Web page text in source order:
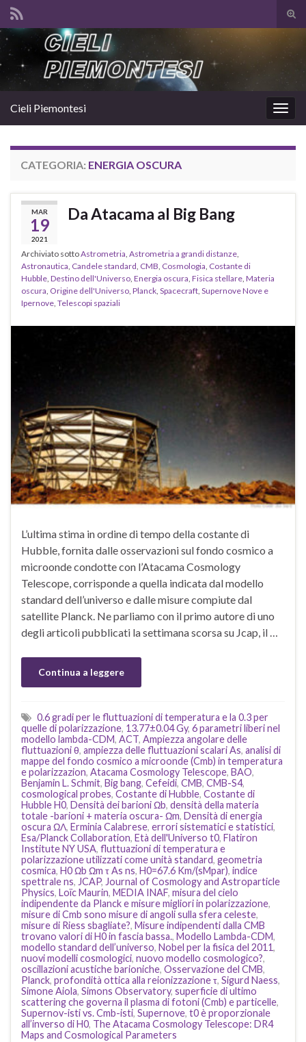
il
Search for:
la
Cieli Piemontesi
CATEGORIA: ENERGIA OSCURA
MAR
19
2021
Da Atacama al Big Bang
Archiviato sottoAstrometria, Astrometria a grandi distanze,
Astronautica, Candele standard, CMB, Cosmologia, Costante di
Hubble, Destino dell'Universo, Energia oscura, Fisica stellare, Materia
oscura, Origine dell'Universo, Planck, Spacecraft, Supernove Nove e
Ipernove, Telescopi spaziali
L’ultima stima in ordine di tempo della costante di
Hubble, fornita dalle osservazioni sul fondo cosmico a
microonde condotte con l’Atacama Cosmology
Telescope, corrisponde a quella indicata dal modello
standard dell’universo e dalle misure compiute dal
satellite Planck. Ne parliamo con il primo autore di uno
degli articoli pubblicati la settimana scorsa su Jcap, il …
Continua a leggere
0.6 gradi per le fluttuazioni di temperatura e la 0.3 per
quelle di polarizzazione, 13.77±0.04 Gy, 6 parametri liberi nel
modello lambda-CDM, ACT, Ampiezza angolare delle
fluttuazioni θ, ampiezza delle fluttuazioni scalari As, analisi di
mappe del fondo cosmico a microonde (Cmb) in temperatura
e polarizzazion, Atacama Cosmology Telescope, BAO,
Benjamin L. Schmit, Big bang, Cefeidi, CMB, CMB-S4,
cosmological probes, Costante di Hubble, Costante di
Hubble H0, Densità dei barioni Ωb, densità della materia
totale -barioni + materia oscura- Ωm, Densità di energia
oscura ΩΛ, Erminia Calabrese, errori sistematici e statistici,
Esa/Planck Collaboration, Età dell'Universo t0, Flatiron
Institute NY USA, fluttuazioni di temperatura e
polarizzazione utilizzati come unità standard, geometria
cosmica, H0 Ωb Ωm τ As ns, H0=67.6 Km/(sMpar), indice
spettrale ns, JCAP, Journal of Cosmology and Astroparticle
Physics, Loïc Maurin, MEDIA INAF, misura del cielo
indipendente da Planck e misure migliori in polarizzazione,
misure di Cmb sono misure di angoli sulla sfera celeste,
misure di Riess sbagliate?, Misure indipendenti dalla CMB
trovano valori di H0 in fascia bassa., Modello Lambda-CDM,
modello standard dell’universo, Nobel per la fisica del 2011,
nuovi modelli cosmologici, nuovo modello cosmologico?,
oscillazioni acustiche barioniche, Osservazione del CMB,
Planck, profondità ottica alla reionizzazione τ, Sigurd Naess,
Simone Aiola, Simons Observatory, superficie di ultimo
scattering che governa il plasma di fotoni (Cmb) e particelle,
Supernov-isti vs. Cmb-isti, Supernove, t0 è proporzionale
all’inverso di H0, The Atacama Cosmology Telescope: DR4
Maps and Cosmological Parameters